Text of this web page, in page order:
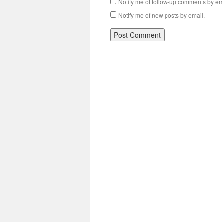
Notify me of new posts by email.